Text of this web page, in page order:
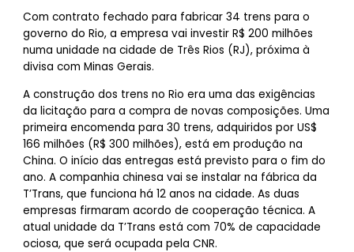
Com contrato fechado para fabricar 34 trens para o
governo do Rio, a empresa vai investir R$ 200 milhões
numa unidade na cidade de Três Rios (RJ), próxima à
divisa com Minas Gerais.
A construção dos trens no Rio era uma das exigências
da licitação para a compra de novas composições. Uma
primeira encomenda para 30 trens, adquiridos por US$
166 milhões (R$ 300 milhões), está em produção na
China. O início das entregas está previsto para o fim do
ano. A companhia chinesa vai se instalar na fábrica da
T’Trans, que funciona há 12 anos na cidade. As duas
empresas firmaram acordo de cooperação técnica. A
atual unidade da T’Trans está com 70% de capacidade
ociosa, que será ocupada pela CNR.